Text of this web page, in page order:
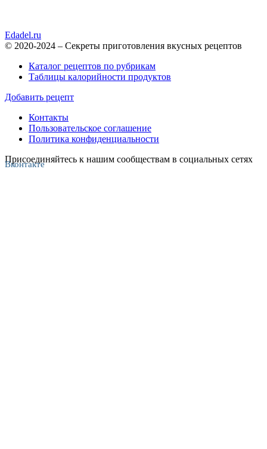
Edadel.ru
© 2020-2024 – Секреты приготовления вкусных рецептов
Каталог рецептов по рубрикам
Таблицы калорийности продуктов
Добавить рецепт
Контакты
Пользовательское соглашение
Политика конфиденциальности
Присоединяйтесь к нашим сообществам в социальных сетях
Вконтакте